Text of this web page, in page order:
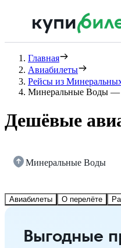
Главная
Авиабилеты
Рейсы из
Минеральные Воды
Дешёвые
Минеральные Воды
Авиабилеты О перелёте
Выгодные